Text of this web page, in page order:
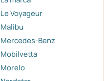
Le Voyageur
Malibu
Mercedes-Benz
Mobilvetta
Morelo